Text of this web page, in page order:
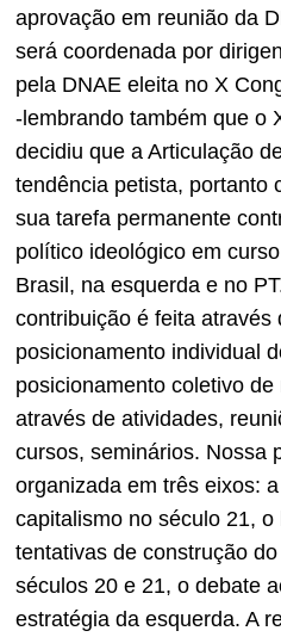
aprovação em reunião da
será coordenada por
pela DNAE eleita no X
-lembrando também que o
decidiu que a Articulação
tendência petista, portanto
sua tarefa permanente
político ideológico em
Brasil, na esquerda e no
contribuição é feita através
posicionamento individual
posicionamento coletivo
através de atividades,
cursos, seminários. Nossa
organizada em três eixos:
capitalismo no século 21, o
tentativas de construção
séculos 20 e 21, o debate
estratégia da esquerda. A